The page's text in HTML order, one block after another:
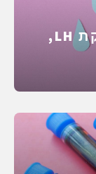
השוואת עוקבי ביוץ: בדיקת LH,